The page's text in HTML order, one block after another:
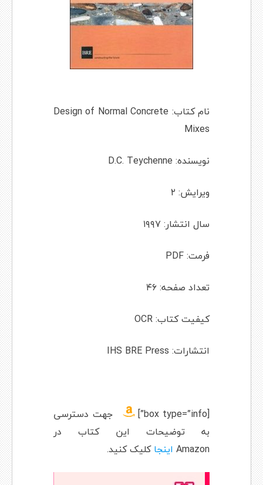
نام کتاب: Design of Normal Concrete
Mixes
نویسنده: D.C. Teychenne
ویرایش: ۲
سال انتشار: ۱۹۹۷
فرمت: PDF
تعداد صفحه: ۴۶
کیفیت کتاب: OCR
انتشارات: IHS BRE Press
[box type=”info”]
جهت دسترسی
به توضیحات این کتاب در
Amazon اینجاکلیک کنید.